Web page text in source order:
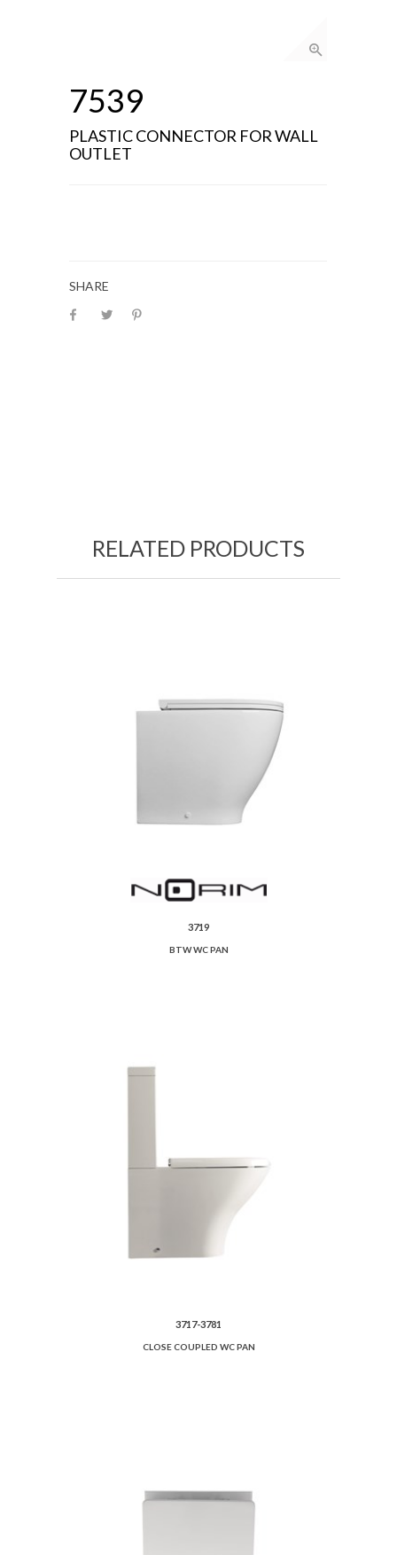
7539
PLASTIC CONNECTOR FOR WALL
OUTLET
SHARE
RELATED PRODUCTS
3719
BTW WC PAN
3717-3781
CLOSE COUPLED WC PAN